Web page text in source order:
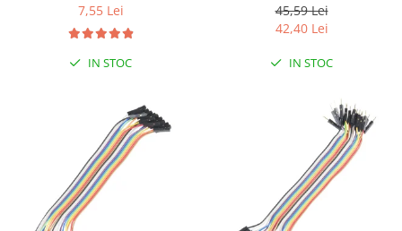
Componente
Componente
Componente E3D
Filament Premium ABS 3 mm
Filament Premium PLA 1.75 mm
Filamente Speciale
Prusa I3 DIY Kit
Carti
7,55 Lei
IN STOC
45,59 Lei
42,40 Lei
IN STOC